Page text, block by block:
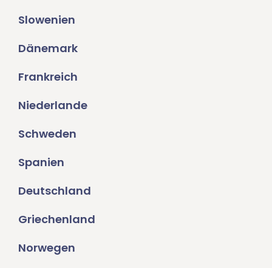
Slowenien
Dänemark
Frankreich
Niederlande
Schweden
Spanien
Deutschland
Griechenland
Norwegen